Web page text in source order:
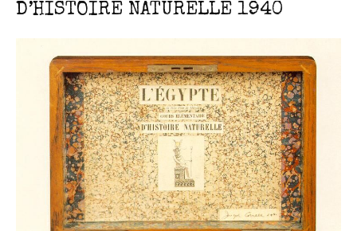
D’HISTOIRE NATURELLE 1940